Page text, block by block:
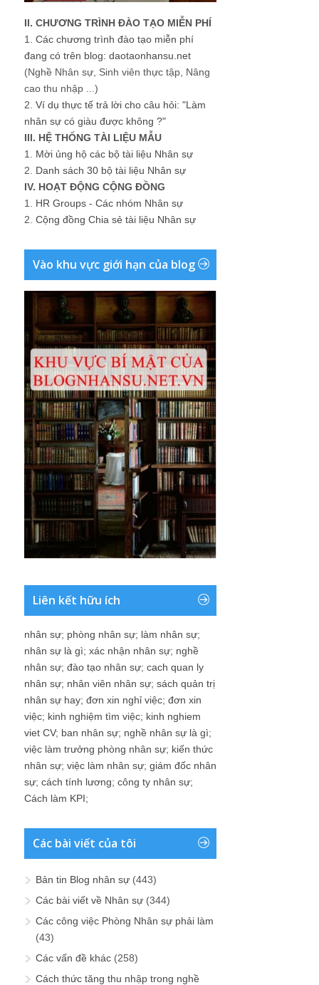
II. CHƯƠNG TRÌNH ĐÀO TẠO MIỄN PHÍ
1. Các chương trình đào tạo miễn phí
đang có trên blog: daotaonhansu.net
(Nghề Nhân sự, Sinh viên thực tập, Nâng
cao thu nhập ...)
2. Ví dụ thực tế trả lời cho câu hỏi: "Làm
nhân sự có giàu được không ?"
III. HỆ THỐNG TÀI LIỆU MẪU
1. Mời ủng hộ các bộ tài liệu Nhân sự
2. Danh sách 30 bộ tài liệu Nhân sự
IV. HOẠT ĐỘNG CỘNG ĐỒNG
1. HR Groups - Các nhóm Nhân sự
2. Cộng đồng Chia sẻ tài liệu Nhân sự
Vào khu vực giới hạn của blog
Liên kết hữu ích
nhân sự; phòng nhân sự; làm nhân sự;
nhân sự là gì; xác nhận nhân sự; nghề
nhân sự; đào tạo nhân sự; cach quan ly
nhân sự; nhân viên nhân sự; sách quản trị
nhân sự hay; đơn xin nghỉ việc; đơn xin
việc; kinh nghiệm tìm việc; kinh nghiem
viet CV; ban nhân sự; nghề nhân sự là gì;
việc làm trưởng phòng nhân sự; kiến thức
nhân sự; việc làm nhân sự; giám đốc nhân
sự; cách tính lương; công ty nhân sự;
Cách làm KPI;
Các bài viết của tôi
Bản tin Blog nhân sự (443)
Các bài viết về Nhân sự (344)
Các công việc Phòng Nhân sự phải làm
(43)
Các vấn đề khác (258)
Cách thức tăng thu nhập trong nghề